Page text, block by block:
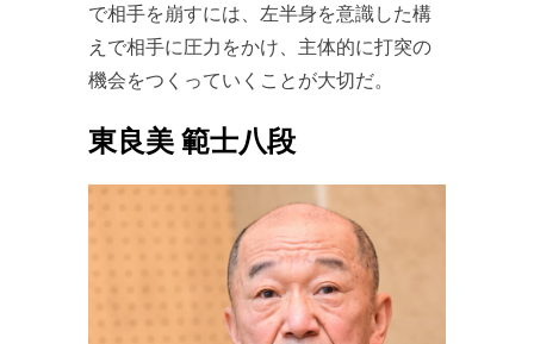
で相手を崩すには、左半身を意識した構
えで相手に圧力をかけ、主体的に打突の
機会をつくっていくことが大切だ。
東良美 範士八段